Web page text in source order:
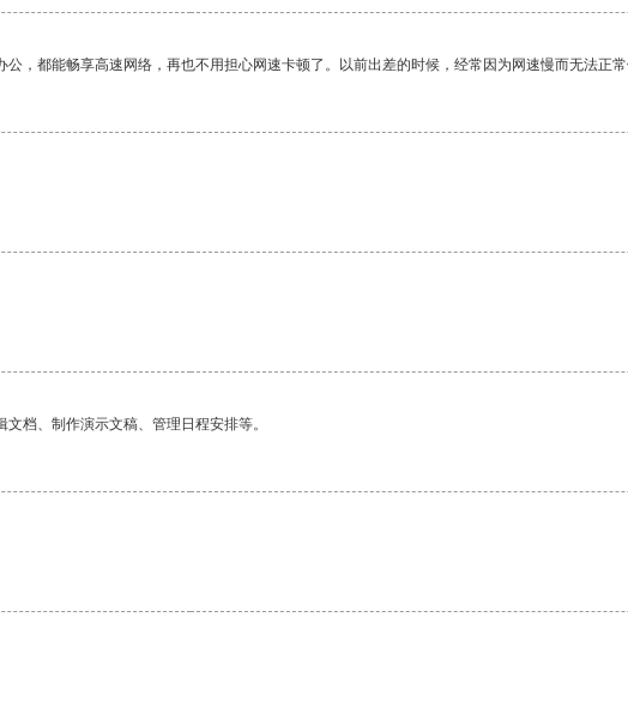
，都能畅享高速网络，再也不用担心网速卡顿了。以前出差的时候，经常因为网速慢而无法正
档、制作演示文稿、管理日程安排等。